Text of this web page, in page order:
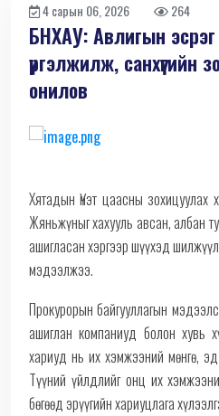
4 сарын 06, 2026 264
БНХАУ: Авлигын
үргэлжилж, санхүүгийн
онилов
Хятадын Үнэт цаасны
Жяньжүныг хахууль авсан, албан
ашигласан хэргээр шүүхэд
мэдээлжээ.
Прокурорын байгууллагын
ашиглан компаниуд болон хувь
хариуд нь их хэмжээний мөнгө,
Түүний үйлдлийг онц их
бөгөөд эрүүгийн хариуцлага